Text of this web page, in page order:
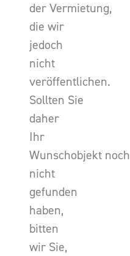
der Vermietung,
die wir
jedoch
nicht
veröffentlichen.
Sollten Sie
daher
Ihr
Wunschobjekt noch
nicht
gefunden
haben,
bitten
wir Sie,